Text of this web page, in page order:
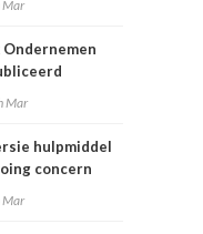
Mar
Ondernemen
Mar
hulpmiddel
concern
Mar